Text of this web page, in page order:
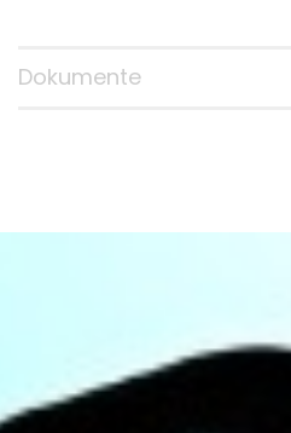
Dokumente